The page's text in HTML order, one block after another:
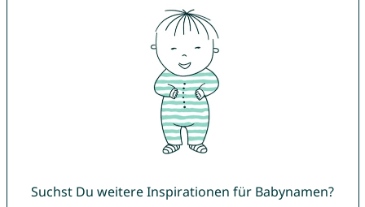
Suchst Du weitere Inspirationen für Babynamen?